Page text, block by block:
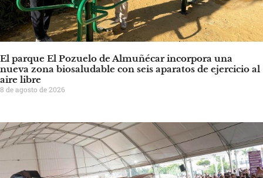
El parque El Pozuelo de Almuñécar incorpora una
nueva zona biosaludable con seis aparatos de ejercicio al
aire libre
8 de agosto de 2026